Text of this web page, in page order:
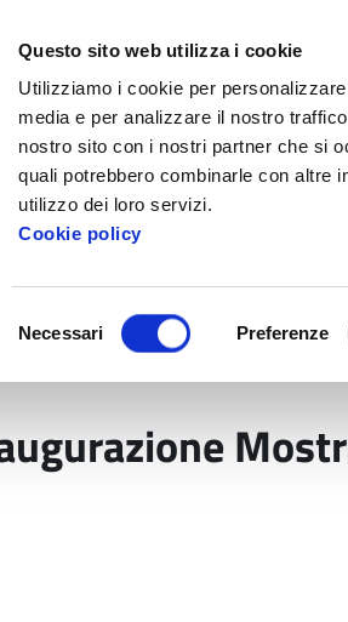
Questo sito web utilizza i cookie
Utilizziamo i cookie per
media e per analizzare il nostro
nostro sito con i nostri partner che si
quali potrebbero combinarle con altre
utilizzo dei loro servizi.
Cookie policy
Necessari Preferenze
di Massa‑Carrara
Settori e uffici
Inaugurazione Mostra Vortice 3